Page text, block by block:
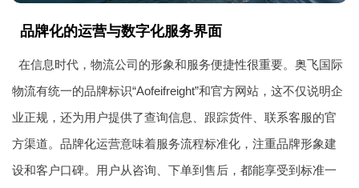
品牌化的运营与数字化服务界面
在信息时代，物流公司的形象和服务便捷性很重要。奥飞国际
物流有统一的品牌标识“Aofeifreight”和官方网站，这不仅说明企
业正规，还为用户提供了查询信息、跟踪货件、联系客服的官
方渠道。品牌化运营意味着服务流程标准化，注重品牌形象建
设和客户口碑。用户从咨询、下单到售后，都能享受到标准一